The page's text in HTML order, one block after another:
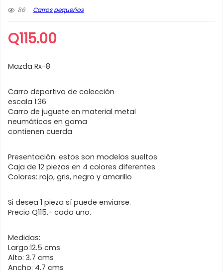
86
Carros pequeños
Q115.00
Mazda Rx-8
Carro deportivo de colección
escala 1:36
Carro de juguete en material metal
neumáticos en goma
contienen cuerda
Presentación: estos son modelos sueltos
Caja de 12 piezas en 4 colores diferentes
Colores: rojo, gris, negro y amarillo
Si desea 1 pieza sí puede enviarse.
Precio Q115.- cada uno.
Medidas:
Largo:12.5 cms
Alto: 3.7 cms
Ancho: 4.7 cms